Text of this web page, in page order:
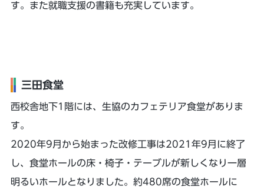
す。また就職支援の書籍も充実しています。
三田食堂
西校舎地下1階には、生協のカフェテリア食堂がありま
す。
2020年9月から始まった改修工事は2021年9月に終了
し、食堂ホールの床・椅子・テーブルが新しくなり一層
明るいホールとなりました。約480席の食堂ホールに